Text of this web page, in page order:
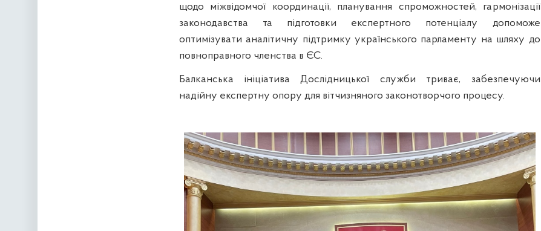
щодо міжвідомчої координації, планування спроможностей, гармонізації
законодавства та підготовки експертного потенціалу допоможе
оптимізувати аналітичну підтримку українського парламенту на шляху до
повноправного членства в ЄС.
Балканська ініціатива Дослідницької служби триває, забезпечуючи
надійну експертну опору для вітчизняного законотворчого процесу.